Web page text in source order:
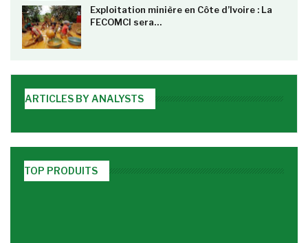
Exploitation minière en Côte d’Ivoire : La
FECOMCI sera…
ARTICLES BY ANALYSTS
TOP PRODUITS